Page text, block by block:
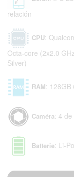
relación
CPU:
Octa-core (2x2.0
Silver)
RAM: 128GB
Caméra: 4
Batterie: Li-